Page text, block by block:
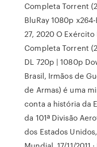
Completa Torrent
BluRay 1080p
27, 2020 O
Completa Torrent
DL 720p | 1080p
Brasil, Irmãos de
de Armas) é uma
conta a história da
da 101ª Divisão
dos Estados